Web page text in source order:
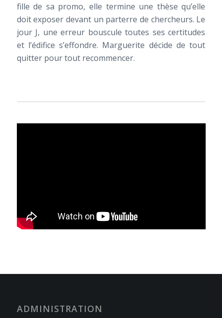
fille de sa promo, elle termine une thèse qu’elle
doit exposer devant un parterre de chercheurs. Le
jour J, une erreur bouscule toutes ses certitudes
et l’édifice s’effondre. Marguerite décide de tout
quitter pour tout recommencer.
ADMINISTRATION